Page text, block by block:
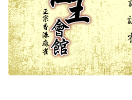
☆★☆★☆ ☆★☆★☆
☆★☆★☆
雀王會館﹣正宗十三張麻雀（麻
Mahjong
☆★☆★☆ 市面上唯一一隻免費